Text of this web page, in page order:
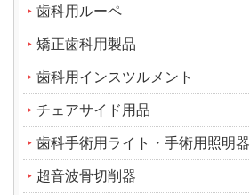
歯科用ルーペ
矯正歯科用製品
歯科用インスツルメント
チェアサイド用品
歯科手術用ライト・手術用照明器
超音波骨切削器